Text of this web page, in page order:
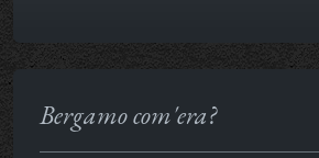
Bergamo com'era?